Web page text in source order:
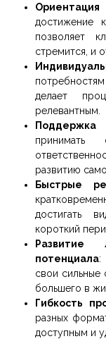
Ориентация
достижение
позволяет
стремится, и
делает
релевантным.
Поддержка
развитию
Быстрые
достигать
короткий
Развитие
потенциала:
свои сильные
большего в
Гибкость
разных
доступным и